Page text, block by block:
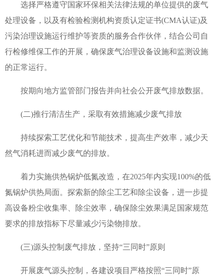
信息公
选择严格遵守国家环保相关法律法规的单位提供的废气
处理设备，以及有检验检测机构资质认定证书(CMA认证)及
污染治理设施运行维护等资质的服务合作伙伴，结合公司自
行检修维保工作的开展，确保废气治理设备设施和监测设施
的正常运行。
按期向地方监管部门报告并向社会公开废气排放数据。
(二)推行清洁生产，采取有效措施减少废气排放
持续探索工艺优化和节能技术，提高生产效率，减少天
然气消耗进而减少废气的排放。
着力实施供热锅炉低氮改造，在2025年内实现100%的低
氮锅炉供热局面。探索新的除尘工艺和除尘设备，进一步提
高设备粉尘收集率、除尘效率，确保除尘效果满足国家规范
要求的排放指标下尽量减少污染物排放。
(三)源头控制废气排放，坚持“三同时”原则
开展废气源头控制，各建设项目严格按照“三同时”原